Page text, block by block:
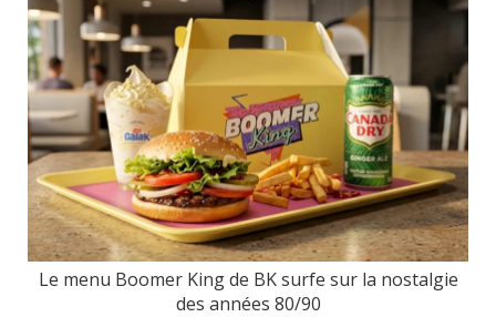
Le menu Boomer King de BK surfe sur la nostalgie
des années 80/90